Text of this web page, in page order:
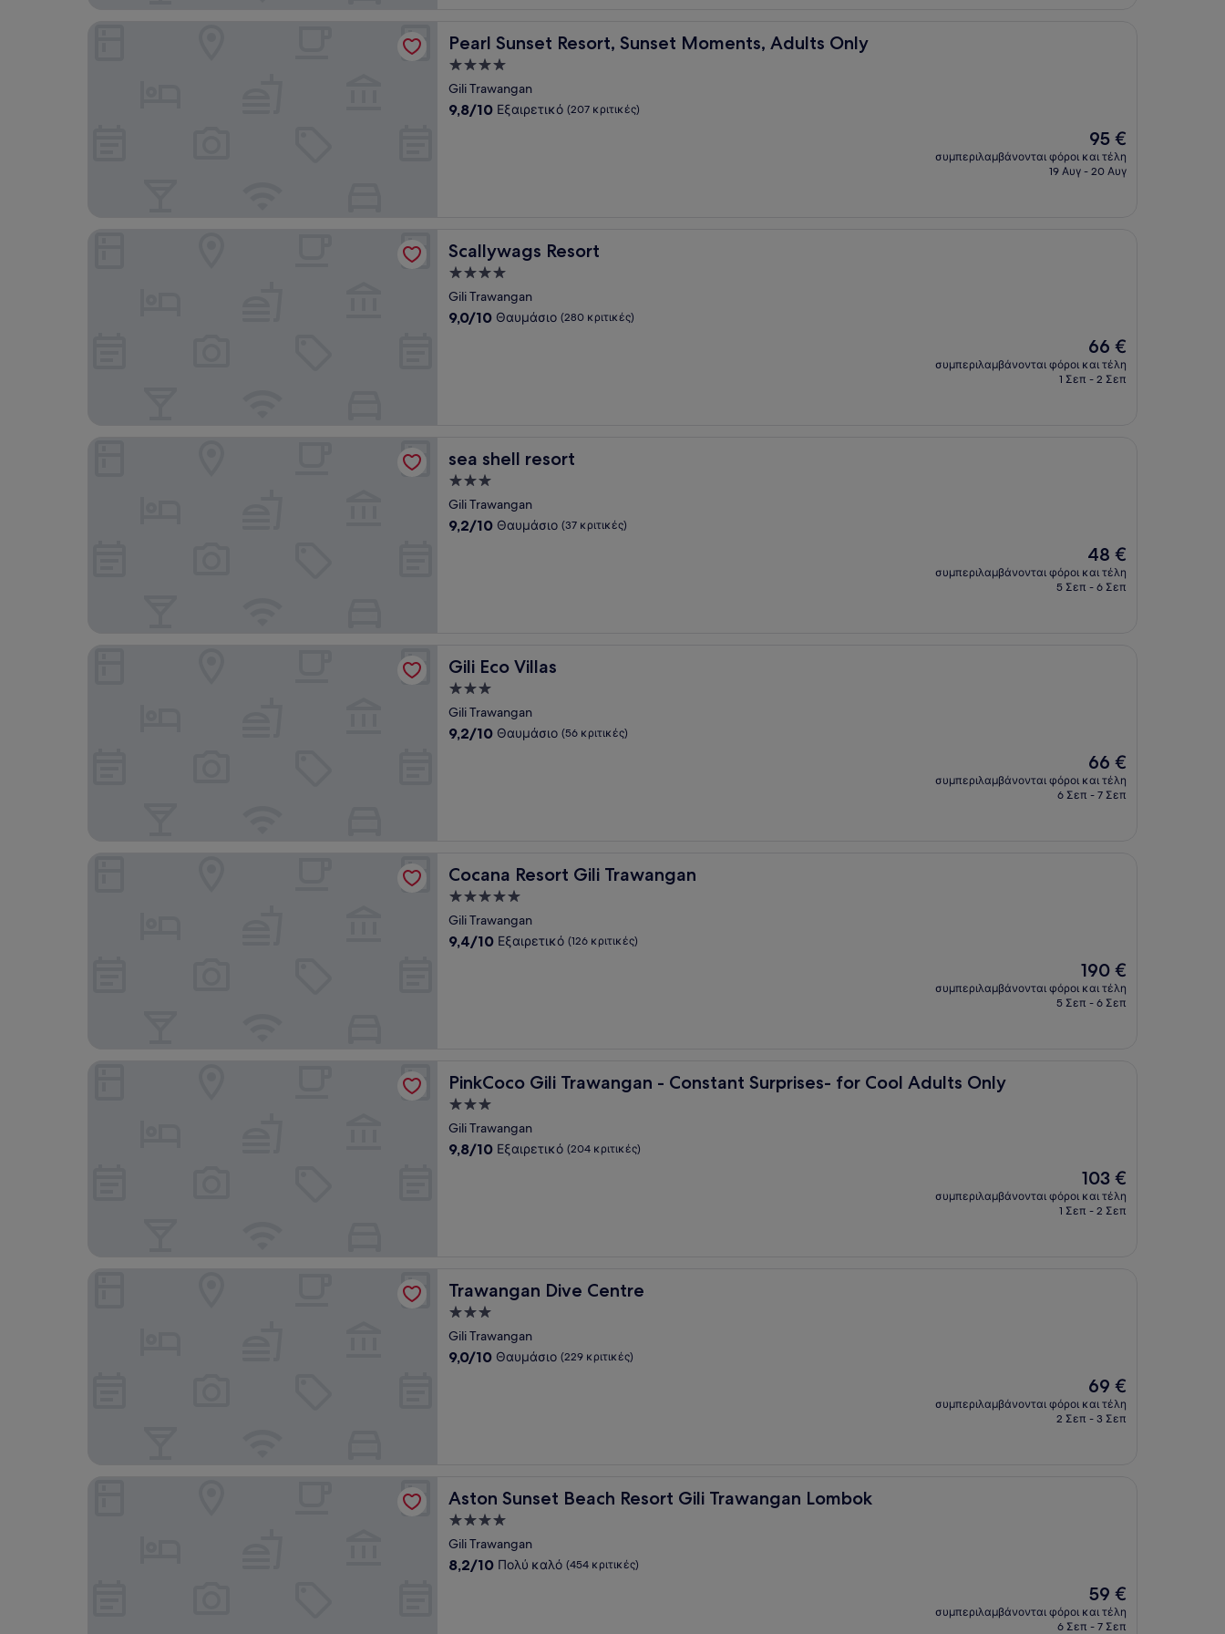
Pearl Sunset Resort, Sunset Moments, Adults Only
Pearl Sunset Resort, Sunset Moments, Adults Only
Κατάλυμα
με
4.0
Gili Trawangan
9.8
9,8/10 Εξαιρετικό (207 κριτικές)
Η
τιμή
είναι
95 €
συμπεριλαμβάνονται φόροι και τέλη
19 Αυγ - 20 Αυγ
Pearl Sunset Resort, Sunset Moments, Adults Only
Scallywags Resort
Scallywags Resort
Κατάλυμα
με
4.0
Gili Trawangan
9.0
9,0/10 Θαυμάσιο (280 κριτικές)
Η
τιμή
είναι
66 €
συμπεριλαμβάνονται φόροι και τέλη
1 Σεπ - 2 Σεπ
sea shell resort
sea shell resort
Κατάλυμα
με
3.0
Gili Trawangan
9.2
9,2/10 Θαυμάσιο (37 κριτικές)
Η
τιμή
είναι
48 €
συμπεριλαμβάνονται φόροι και τέλη
5 Σεπ - 6 Σεπ
Gili Eco Villas
Gili Eco Villas
Κατάλυμα
με
3.0
Gili Trawangan
9.2
9,2/10 Θαυμάσιο (56 κριτικές)
Η
τιμή
είναι
66 €
συμπεριλαμβάνονται φόροι και τέλη
6 Σεπ - 7 Σεπ
Cocana Resort Gili Trawangan
Cocana Resort Gili Trawangan
Κατάλυμα
με
5.0
Gili Trawangan
9.4
9,4/10 Εξαιρετικό (126 κριτικές)
Η
τιμή
είναι
190 €
συμπεριλαμβάνονται φόροι και τέλη
5 Σεπ - 6 Σεπ
PinkCoco Gili Trawangan - Constant Surprises- for Cool Adults Only
PinkCoco Gili Trawangan - Constant Surprises- for Cool Adults Only
Κατάλυμα
με
3.0
Gili Trawangan
9.8
9,8/10 Εξαιρετικό (204 κριτικές)
Η
τιμή
είναι
103 €
συμπεριλαμβάνονται φόροι και τέλη
1 Σεπ - 2 Σεπ
PinkCoco Gili Trawangan - Constant Surprises- for Cool Adults Only
Trawangan Dive Centre
Trawangan Dive Centre
Κατάλυμα
με
3.0
Gili Trawangan
9.0
9,0/10 Θαυμάσιο (229 κριτικές)
Η
τιμή
είναι
69 €
συμπεριλαμβάνονται φόροι και τέλη
2 Σεπ - 3 Σεπ
Aston Sunset Beach Resort Gili Trawangan Lombok
Aston Sunset Beach Resort Gili Trawangan Lombok
Κατάλυμα
με
4.0
Gili Trawangan
8.2
8,2/10 Πολύ καλό (454 κριτικές)
Η
τιμή
είναι
59 €
συμπεριλαμβάνονται φόροι και τέλη
6 Σεπ - 7 Σεπ
Aston Sunset Beach Resort Gili Trawangan Lombok